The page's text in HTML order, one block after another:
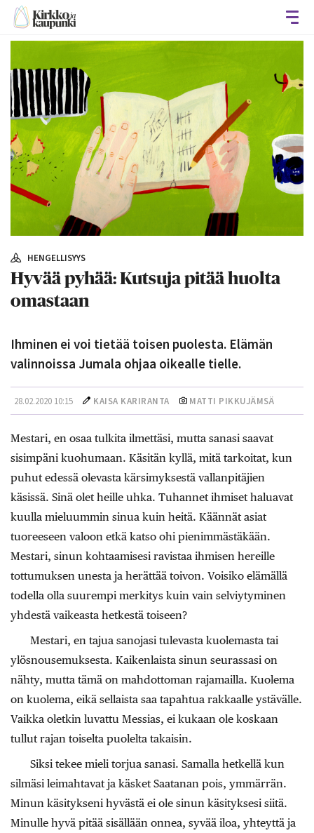
HENGELLISYYS
Hyvää pyhää: Kutsuja pitää huolta
omastaan
Ihminen ei voi tietää toisen puolesta. Elämän
valinnoissa Jumala ohjaa oikealle tielle.
28.02.2020 10:15 KAISA KARIRANTA MATTI PIKKUJÄMSÄ
Mestari, en osaa tulkita ilmettäsi, mutta sanasi saavat
sisimpäni kuohumaan. Käsitän kyllä, mitä tarkoitat, kun
puhut edessä olevasta kärsimyksestä vallanpitäjien
käsissä. Sinä olet heille uhka. Tuhannet ihmiset haluavat
kuulla mieluummin sinua kuin heitä. Käännät asiat
tuoreeseen valoon etkä katso ohi pienimmästäkään.
Mestari, sinun kohtaamisesi ravistaa ihmisen hereille
tottumuksen unesta ja herättää toivon. Voisiko elämällä
todella olla suurempi merkitys kuin vain selviytyminen
yhdestä vaikeasta hetkestä toiseen?
Mestari, en tajua sanojasi tulevasta kuolemasta tai
ylösnousemuksesta. Kaikenlaista sinun seurassasi on
nähty, mutta tämä on mahdottoman rajamailla. Kuolema
on kuolema, eikä sellaista saa tapahtua rakkaalle ystävälle.
Vaikka oletkin luvattu Messias, ei kukaan ole koskaan
tullut rajan toiselta puolelta takaisin.
Siksi tekee mieli torjua sanasi. Samalla hetkellä kun
silmäsi leimahtavat ja käsket Saatanan pois, ymmärrän.
Minun käsitykseni hyvästä ei ole sinun käsityksesi siitä.
Minulle hyvä pitää sisällään onnea, syvää iloa, yhteyttä ja